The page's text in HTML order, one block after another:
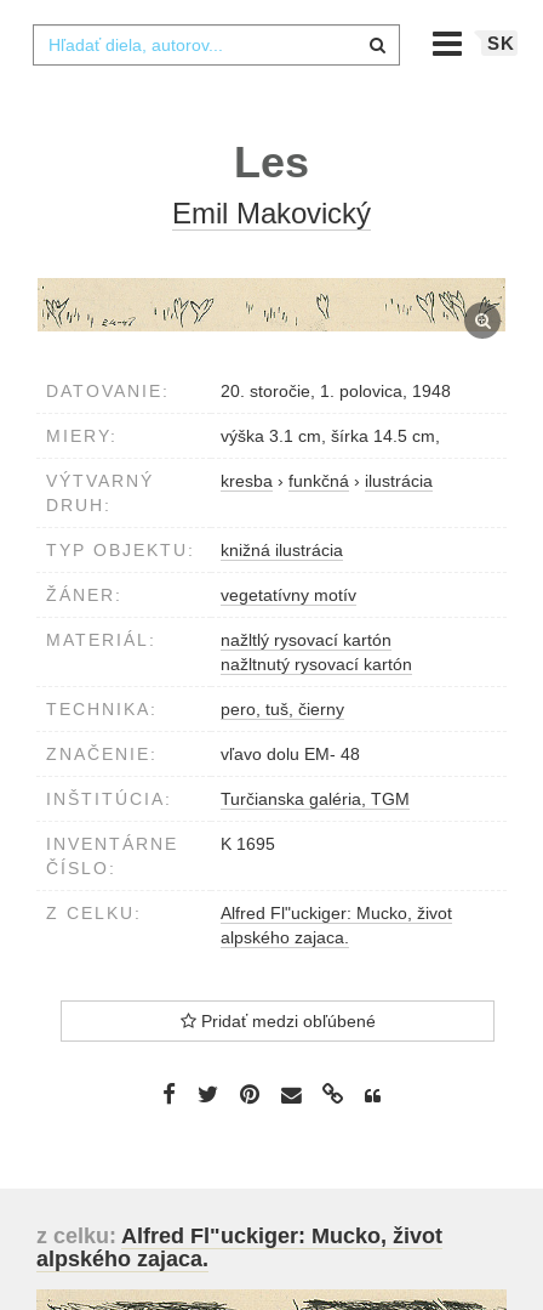
SK
Les
Emil Makovický
DATOVANIE: 20. storočie, 1. polovica, 1948
MIERY: výška 3.1 cm, šírka 14.5 cm,
VÝTVARNÝ
DRUH:
kresba › funkčná › ilustrácia
TYP OBJEKTU: knižná ilustrácia
ŽÁNER: vegetatívny motív
MATERIÁL:
nažltlý rysovací kartón
nažltnutý rysovací kartón
TECHNIKA: pero, tuš, čierny
ZNAČENIE: vľavo dolu EM- 48
INŠTITÚCIA: Turčianska galéria, TGM
INVENTÁRNE
ČÍSLO:
K 1695
Z CELKU:
Alfred Fl"uckiger: Mucko, život
alpského zajaca.
Pridať medzi obľúbené
z celku: Alfred Fl"uckiger: Mucko, život
alpského zajaca.